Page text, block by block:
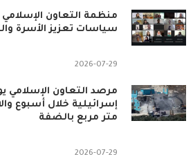
منظمة التعاون
سياسات تعزيز الأسرة
2026-07-29
متر مربع بالضفة
2026-07-29